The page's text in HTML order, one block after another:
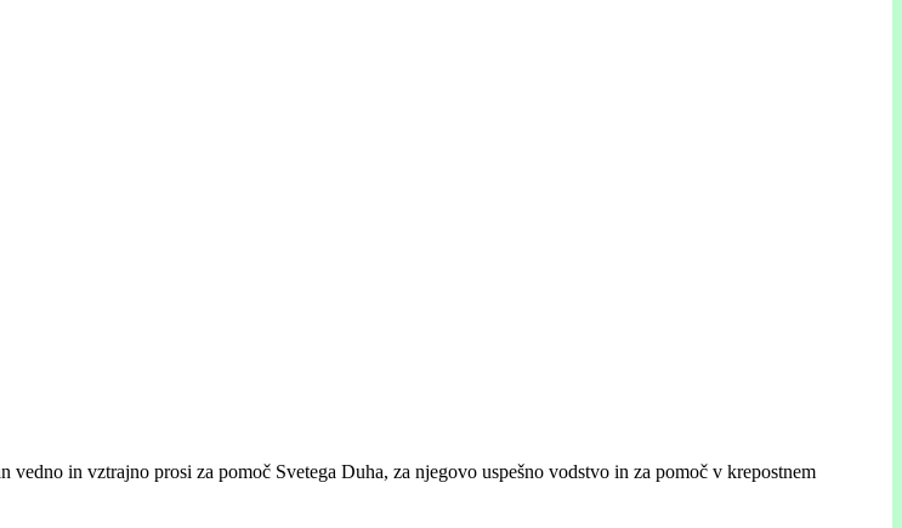
in vztrajno prosi za pomoč Svetega Duha, za njegovo uspešno vodstvo in za pomoč v krepostnem